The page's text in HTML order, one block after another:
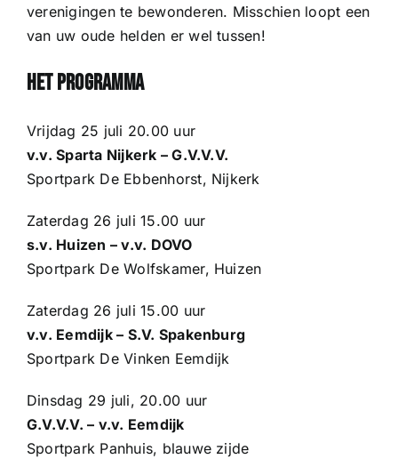
verenigingen te bewonderen. Misschien loopt een
van uw oude helden er wel tussen!
Het programma
Vrijdag 25 juli 20.00 uur
v.v. Sparta Nijkerk – G.V.V.V.
Sportpark De Ebbenhorst, Nijkerk
Zaterdag 26 juli 15.00 uur
s.v. Huizen – v.v. DOVO
Sportpark De Wolfskamer, Huizen
Zaterdag 26 juli 15.00 uur
v.v. Eemdijk – S.V. Spakenburg
Sportpark De Vinken Eemdijk
Dinsdag 29 juli, 20.00 uur
G.V.V.V. – v.v. Eemdijk
Sportpark Panhuis, blauwe zijde